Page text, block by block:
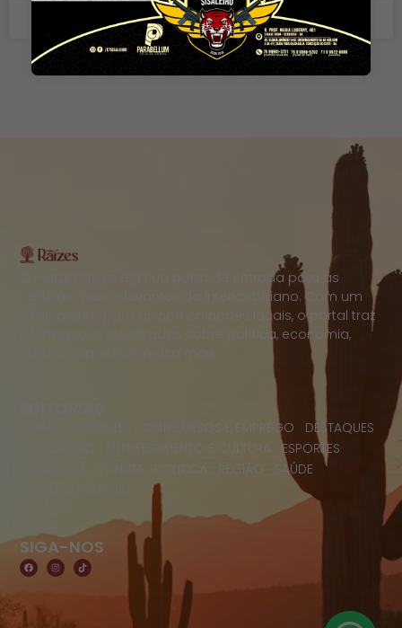
30 de janeiro de 2025
O Portal Raízes é a sua porta de entrada para as
notícias mais relevantes do interior baiano. Com um
olhar atento para as comunidades locais, o portal traz
informações atualizadas sobre política, economia,
CONCURSOS E EMPREGO
DESTAQUES
ENTRETERIMENTO E CULTURA
ESPORTES
POLITICA REGIÃO
SAÚDE
SIGA-NOS